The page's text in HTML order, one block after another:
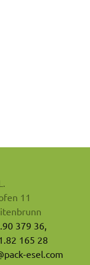
11
379 36,
165 28
esel.com